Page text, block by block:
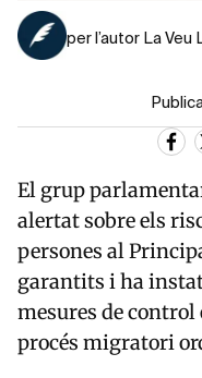
per l’autor La Veu
El grup
alertat sobre els
persones al
garantits i ha
mesures de
procés migratori